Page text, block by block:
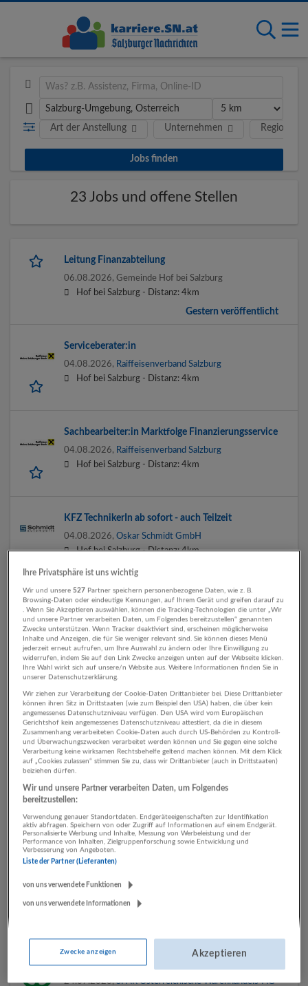
Art der Anstellung Unternehmen Region
23 Jobs und offene Stellen
Leitung Finanzabteilung
06.08.2026, Gemeinde Hof bei Salzburg
Hof bei Salzburg -
Distanz: 4km
Gestern veröffentlicht
Serviceberater:in
04.08.2026, Raiffeisenverband Salzburg
Hof bei Salzburg -
Distanz: 4km
Sachbearbeiter:in Marktfolge Finanzierungsservice
04.08.2026, Raiffeisenverband Salzburg
Hof bei Salzburg -
Distanz: 4km
KFZ TechnikerIn ab sofort - auch Teilzeit
04.08.2026, Oskar Schmidt GmbH
Hof bei Salzburg -Distanz: 4km
Abteilungsleitung Feinkost (m/w/d) 38,5 Std./Wo
06.08.2026,SPAR Österreichische Warenhandels-AG
Eugendorf - Distanz: 5km
Gestern veröffentlicht
Stylist:in
05.08.2026, KLIPP Frisör GmbH
Salzburg, Eugendorf, Hallein, Schalchen, 5760
Saalfelden am Steinernen Meer - Distanz: 5km
Vor 2 Tagen veröffentlicht
Mitarbeiter:in Kassa mit Bürotätigkeiten (m/w/d)
Eugendorf -Distanz: 5km
Distanz: 5km
Filialleitung in Ausbildung (m/w/d) 38,5 Std./Wo
24.07.2026,SPAR Österreichische Warenhandels-AG
Ihre Privatsphäre ist uns wichtig
Wir und unsere 527 Partner speichern personenbezogene Daten, wie z. B.
Browsing-Daten oder eindeutige Kennungen, auf Ihrem Gerät und greifen darauf zu
. Wenn Sie Akzeptieren auswählen, können die Tracking-Technologien die unter „Wir
und unsere Partner verarbeiten Daten, um Folgendes bereitzustellen“ genannten
Zwecke unterstützen. Wenn Tracker deaktiviert sind, erscheinen möglicherweise
Inhalte und Anzeigen, die für Sie weniger relevant sind. Sie können dieses Menü
jederzeit erneut aufrufen, um Ihre Auswahl zu ändern oder Ihre Einwilligung zu
widerrufen, indem Sie auf den Link Zwecke anzeigen unten auf der Webseite klicken.
Ihre Wahl wirkt sich auf unsere/n Website aus. Weitere Informationen finden Sie in
unserer Datenschutzerklärung.
Wir ziehen zur Verarbeitung der Cookie-Daten Drittanbieter bei. Diese Drittanbieter
können ihren Sitz in Drittstaaten (wie zum Beispiel den USA) haben, die über kein
angemessenes Datenschutzniveau verfügen. Den USA wird vom Europäischen
Gerichtshof kein angemessenes Datenschutzniveau attestiert, da die in diesem
Zusammenhang verarbeiteten Cookie-Daten auch durch US-Behörden zu Kontroll-
und Überwachungszwecken verarbeitet werden können und Sie gegen eine solche
Verarbeitung keine wirksamen Rechtsbehelfe geltend machen können. Mit dem Klick
auf „Cookies zulassen“ stimmen Sie zu, dass wir Drittanbieter (auch in Drittstaaten)
beiziehen dürfen.
Wir und unsere Partner verarbeiten Daten, um Folgendes
bereitzustellen:
Verwendung genauer Standortdaten. Endgeräteeigenschaften zur Identifikation
aktiv abfragen. Speichern von oder Zugriff auf Informationen auf einem Endgerät.
Personalisierte Werbung und Inhalte, Messung von Werbeleistung und der
Performance von Inhalten, Zielgruppenforschung sowie Entwicklung und
Verbesserung von Angeboten.
Liste der Partner (Lieferanten)
von uns verwendete Funktionen
von uns verwendete Informationen
Zwecke anzeigen Akzeptieren